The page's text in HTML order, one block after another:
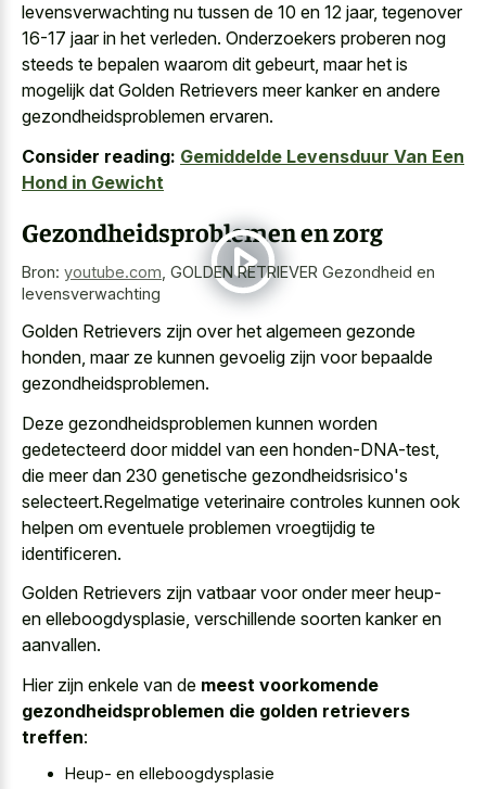
levensverwachting nu tussen de 10 en 12 jaar, tegenover
16-17 jaar in het verleden. Onderzoekers proberen nog
steeds te bepalen waarom dit gebeurt, maar het is
mogelijk dat Golden Retrievers meer kanker en andere
gezondheidsproblemen ervaren.
Consider reading: Gemiddelde Levensduur Van Een
Hond in Gewicht
Gezondheidsproblemen en zorg
Bron: youtube.com GOLDEN RETRIEVER Gezondheid en
levensverwachting
Golden Retrievers zijn over het algemeen gezonde
honden, maar ze kunnen gevoelig zijn voor bepaalde
gezondheidsproblemen.
Deze gezondheidsproblemen kunnen worden
gedetecteerd door middel van een honden-DNA-test,
die meer dan 230 genetische gezondheidsrisico's
selecteert.Regelmatige veterinaire controles kunnen ook
helpen om eventuele problemen vroegtijdig te
identificeren.
Golden Retrievers zijn vatbaar voor onder meer heup-
en elleboogdysplasie, verschillende soorten kanker en
aanvallen.
Hier zijn enkele van de meest voorkomende
gezondheidsproblemen die golden retrievers
treffen:
Heup- en elleboogdysplasie